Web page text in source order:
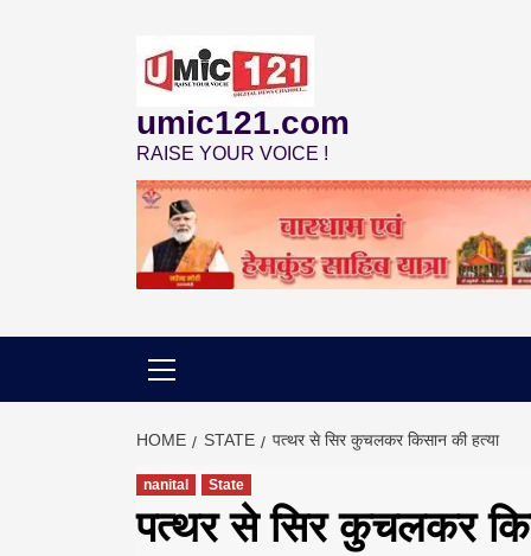
umic121.com
RAISE YOUR VOICE !
HOME STATE पत्थर से सिर कुचलकर किसान की हत्या
nanital State
पत्थर से सिर कुचलकर